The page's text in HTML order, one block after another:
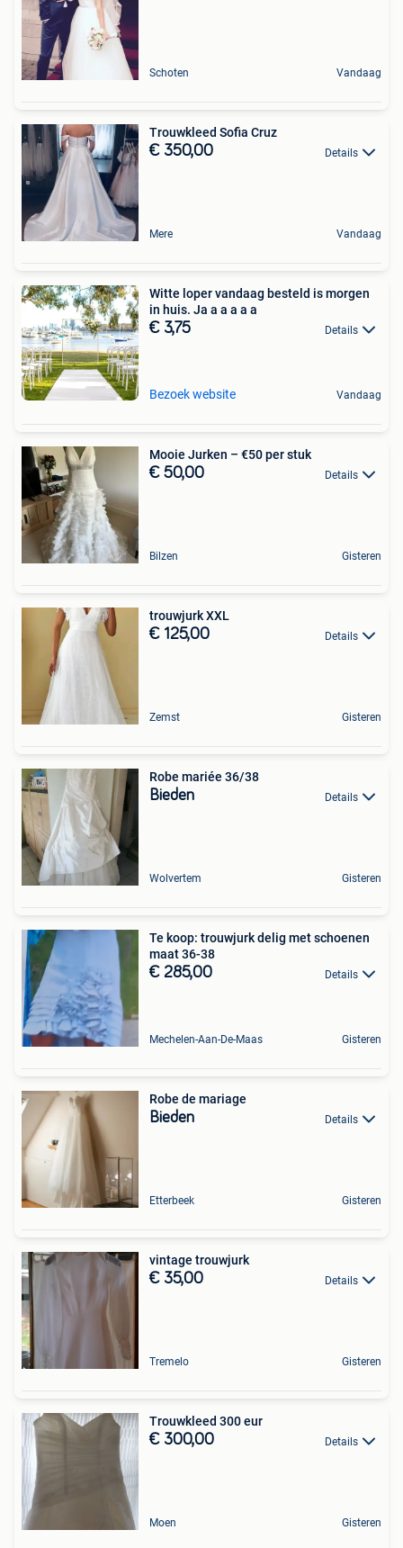
Schoten Vandaag
Trouwkleed Sofia Cruz
€ 350,00 Details
Mere Vandaag
Witte loper vandaag besteld is morgen
in huis. Ja a a a a a
€ 3,75 Details
Bezoek website Vandaag
Mooie Jurken – €50 per stuk
€ 50,00 Details
Bilzen Gisteren
trouwjurk XXL
€ 125,00 Details
Zemst Gisteren
Robe mariée 36/38
Bieden Details
Wolvertem Gisteren
Te koop: trouwjurk delig met schoenen
maat 36-38
€ 285,00 Details
Mechelen-Aan-De-Maas Gisteren
Robe de mariage
Bieden Details
Etterbeek Gisteren
vintage trouwjurk
€ 35,00 Details
Tremelo Gisteren
Trouwkleed 300 eur
€ 300,00 Details
Moen Gisteren